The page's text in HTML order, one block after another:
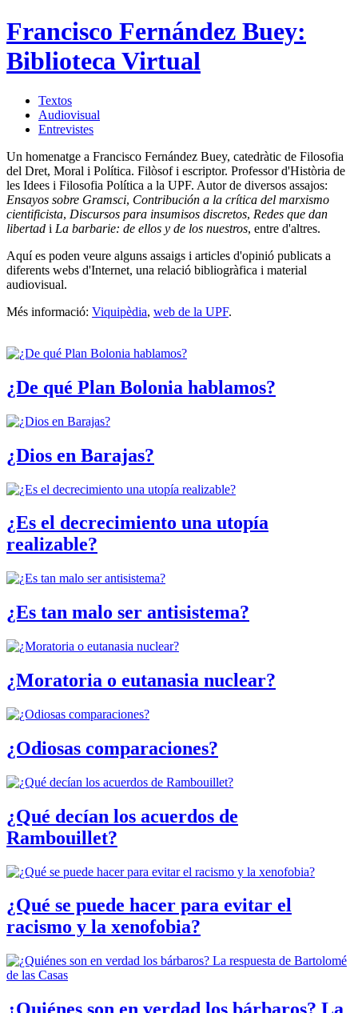
Francisco Fernández Buey:
Biblioteca Virtual
Textos
Audiovisual
Entrevistes
Un homenatge a Francisco Fernández Buey, catedràtic de Filosofia
del Dret, Moral i Política. Filòsof i escriptor. Professor d'Història de
les Idees i Filosofia Política a la UPF. Autor de diversos assajos:
Ensayos sobre Gramsci, Contribución a la crítica del marxismo
cientificista, Discursos para insumisos discretos, Redes que dan
libertad i La barbarie: de ellos y de los nuestros, entre d'altres.
Aquí es poden veure alguns assaigs i articles d'opinió publicats a
diferents webs d'Internet, una relació bibliogràfica i material
audiovisual.
Més informació: Viquipèdia, web de la UPF.
¿De qué Plan Bolonia hablamos?
¿Dios en Barajas?
¿Es el decrecimiento una utopía
realizable?
¿Es tan malo ser antisistema?
¿Moratoria o eutanasia nuclear?
¿Odiosas comparaciones?
¿Qué decían los acuerdos de
Rambouillet?
¿Qué se puede hacer para evitar el
racismo y la xenofobia?